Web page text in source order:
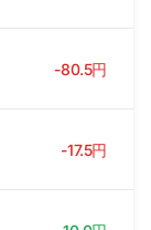
-80.5円
-17.5円